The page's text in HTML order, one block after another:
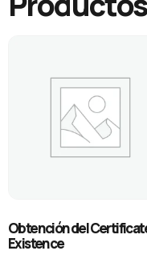
Obtención del
Existence